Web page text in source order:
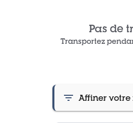
Pas de
Transportez
Affiner votre